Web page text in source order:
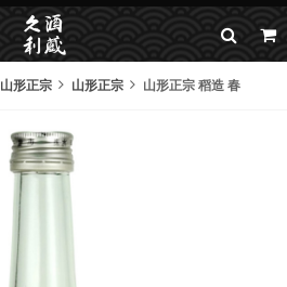
山形正宗 山形正宗 山形正宗 稻造 春